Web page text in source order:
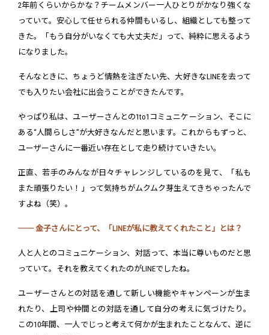
2年前くらいからかな？チームメンバー一人ひとりがかなり強くな
っていて。安心して任せられる仲間もいるし、組織としても整って
きた。「もう自分がいなくても大丈夫だ」って、純粋に思えるよう
になりました。
そんなときに、ちょうど情熱を注ぎたい先、大好きなLINEを去って
でも入りたい会社に出会うことができたんです。
やっぱり私は、ユーザーさんとの1to1コミュニケーション、そこに
ある“人間らしさ”が大好きなんだと思います。これからもずっと、
ユーザーさんに一番近い存在として走り続けていきたい。
正直、若手のみんなが日々チャレンジしているのを見て、「私も
また頑張りたい！」って気持ちがムクムク芽生えてきちゃったんで
すよね（笑）。
── 金子さんにとって、「LINEが私に教えてくれたこと」とは？
人と人とのコミュニケーション、対話って、本当に尊いものだと思
っていて。それを教えてくれたのがLINEでしたね。
ユーザーさんとの対話を通して新しい機能やキャンペーンが生ま
れたり、上司や仲間との対話を通して自分の考えに気づけたり。
この10年間、一人でじっと考えて何かが生まれたことなんて、逆に